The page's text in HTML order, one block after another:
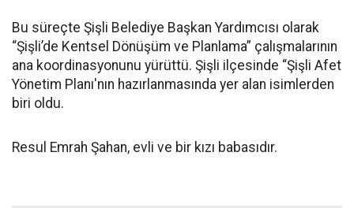
Bu süreçte Şişli Belediye Başkan Yardımcısı olarak
“Şişli’de Kentsel Dönüşüm ve Planlama” çalışmalarının
ana koordinasyonunu yürüttü. Şişli ilçesinde “Şişli Afet
Yönetim Planı'nın hazırlanmasında yer alan isimlerden
biri oldu.
Resul Emrah Şahan, evli ve bir kızı babasıdır.